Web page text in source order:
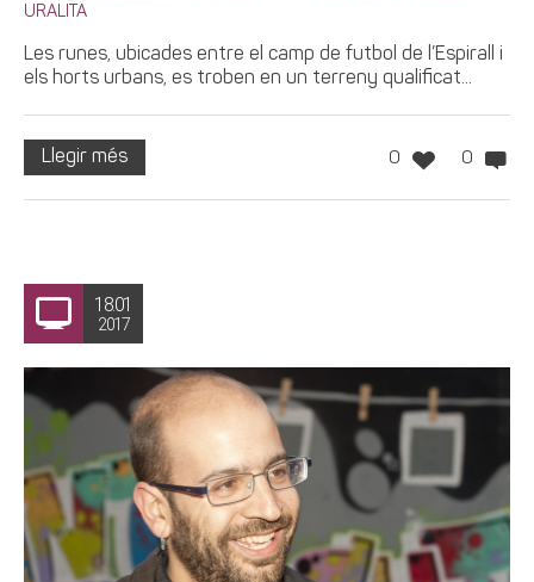
URALITA
Les runes, ubicades entre el camp de futbol de l’Espirall i
els horts urbans, es troben en un terreny qualificat...
0 0
Llegir més
18.01
2017